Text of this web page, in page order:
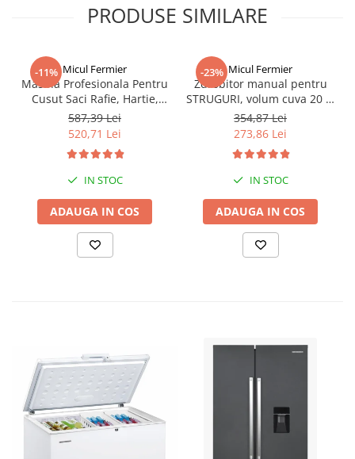
PRODUSE SIMILARE
-11% Micul Fermier
Masina Profesionala Pentru
Cusut Saci Rafie, Hartie,
Panza-Plastic 210w taiere
automata, Micul Fermier
GF-1681
587,39 Lei
520,71 Lei
IN STOC
ADAUGA IN COS
-23% Micul Fermier
Zdrobitor manual pentru
STRUGURI, volum cuva 20 L,
productie 350 kg/h
354,87 Lei
273,86 Lei
IN STOC
ADAUGA IN COS